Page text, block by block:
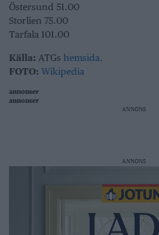
Östersund 51.00
Storlien 75.00
Tarfala 101.00
Källa: ATGs hemsida.
FOTO: Wikipedia
annonser
annonser
ANNONS
ANNONS